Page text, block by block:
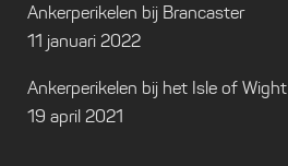
Ankerperikelen bij Brancaster
11 januari 2022
Ankerperikelen bij het Isle of Wight
19 april 2021